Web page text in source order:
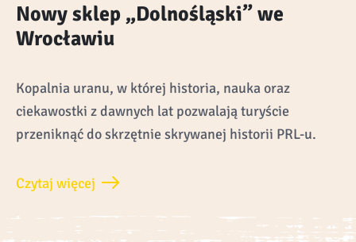
Nowy sklep „Dolnośląski” we
Wrocławiu
Kopalnia uranu, w której historia, nauka oraz
ciekawostki z dawnych lat pozwalają turyście
przeniknąć do skrzętnie skrywanej historii PRL-u.
Czytaj więcej